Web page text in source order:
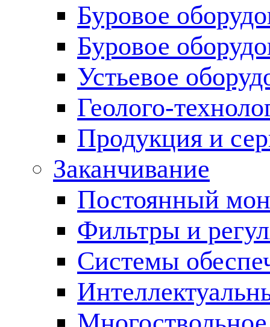
Буровое
Буровое
Устьевое
Геолого-
Продукция и
Заканчивание
Постоянный
Фильтры и
Cистемы